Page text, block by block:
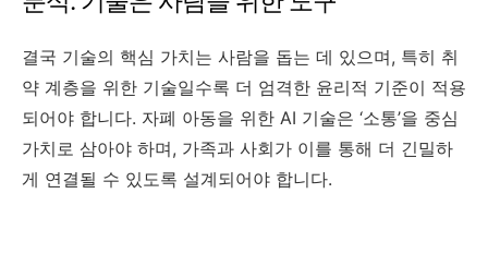
결국 기술의 핵심 가치는 사람을 돕는 데 있으며, 특히 취
약 계층을 위한 기술일수록 더 엄격한 윤리적 기준이 적용
되어야 합니다. 자폐 아동을 위한 AI 기술은 ‘소통’을 중심
가치로 삼아야 하며, 가족과 사회가 이를 통해 더 긴밀하
게 연결될 수 있도록 설계되어야 합니다.